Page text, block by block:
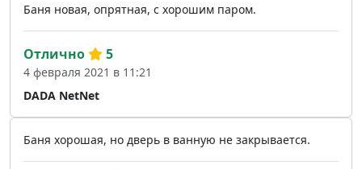
Баня новая, опрятная, с хорошим паром.
DADA NetNet
Отлично 5
4 февраля 2021 в 11:21
Баня хорошая, но дверь в ванную не закрывается.